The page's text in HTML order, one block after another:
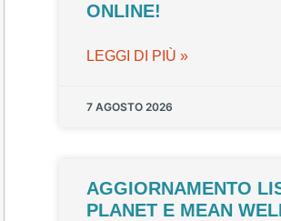
ONLINE!
LEGGI DI PIÙ »
7 AGOSTO 2026
AGGIORNAMENTO
PLANET E MEAN